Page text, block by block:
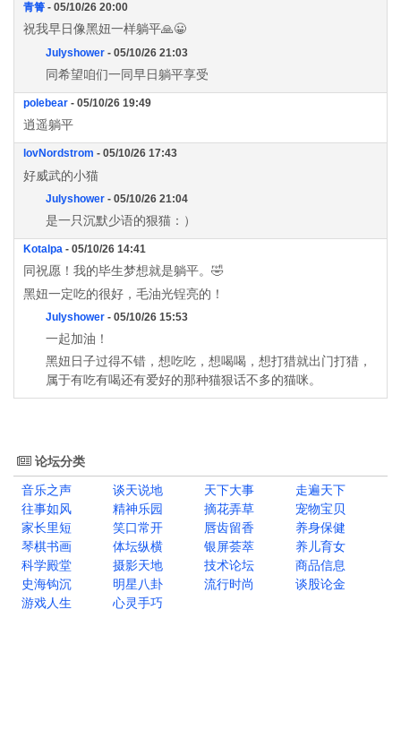
青箐 - 05/10/26 20:00
祝我早日像黑妞一样躺平🙏😀
Julyshower - 05/10/26 21:03
同希望咱们一同早日躺平享受
polebear - 05/10/26 19:49
逍遥躺平
lovNordstrom - 05/10/26 17:43
好威武的小猫
Julyshower - 05/10/26 21:04
是一只沉默少语的狠猫：）
Kotalpa - 05/10/26 14:41
同祝愿！我的毕生梦想就是躺平。🤣
黑妞一定吃的很好，毛油光锃亮的！
Julyshower - 05/10/26 15:53
一起加油！
黑妞日子过得不错，想吃吃，想喝喝，想打猎就出门打猎，
属于有吃有喝还有爱好的那种猫狠话不多的猫咪。
论坛分类
音乐之声
谈天说地 天下大事
走遍天下
往事如风
精神乐园 摘花弄草
宠物宝贝
家长里短
笑口常开 唇齿留香
养身保健
琴棋书画
体坛纵横 银屏荟萃
养儿育女
科学殿堂
摄影天地 技术论坛
商品信息
史海钩沉
明星八卦 流行时尚
谈股论金
游戏人生
心灵手巧